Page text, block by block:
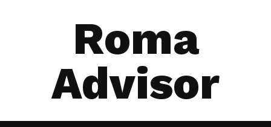
Roma
Advisor